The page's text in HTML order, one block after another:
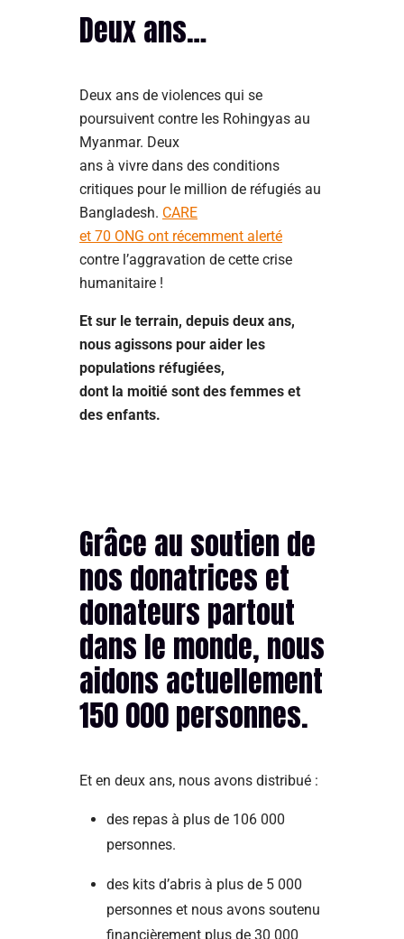
Deux ans…
Deux ans de violences qui se
poursuivent contre les Rohingyas au
Myanmar. Deux
ans à vivre dans des conditions
critiques pour le million de réfugiés au
Bangladesh. CARE
et 70 ONG ont récemment alerté
contre l’aggravation de cette crise
humanitaire !
Et sur le terrain, depuis deux ans,
nous agissons pour aider les
populations réfugiées,
dont la moitié sont des femmes et
des enfants.
Grâce au soutien de
nos donatrices et
donateurs partout
dans le monde, nous
aidons actuellement
150 000 personnes.
Et en deux ans, nous avons distribué :
des repas à plus de 106 000
personnes.
des kits d’abris à plus de 5 000
personnes et nous avons soutenu
financièrement plus de 30 000